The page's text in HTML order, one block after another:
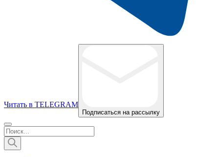
Читать в TELEGRAM
Подписаться на рассылку